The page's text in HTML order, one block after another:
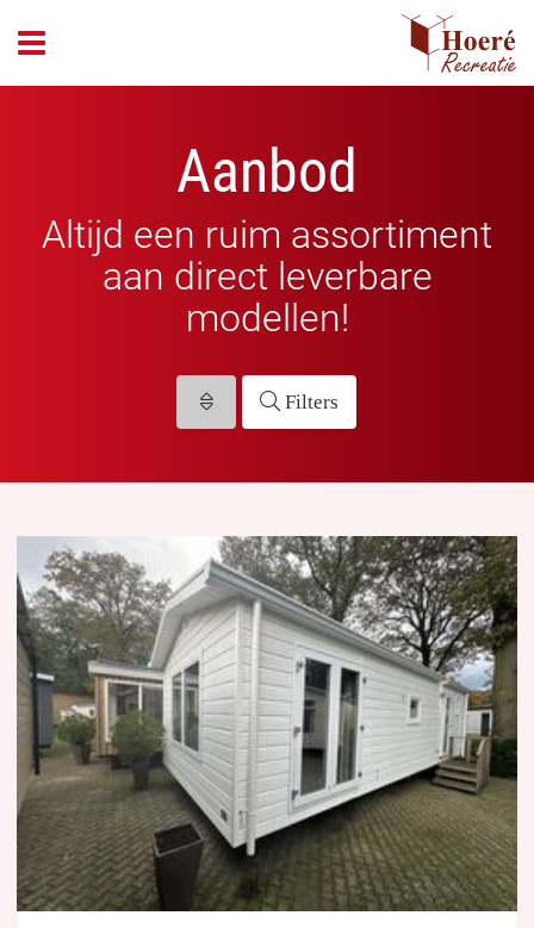
Aanbod
Altijd een ruim assortiment
aan direct leverbare
modellen!
Filters
header_open_menu